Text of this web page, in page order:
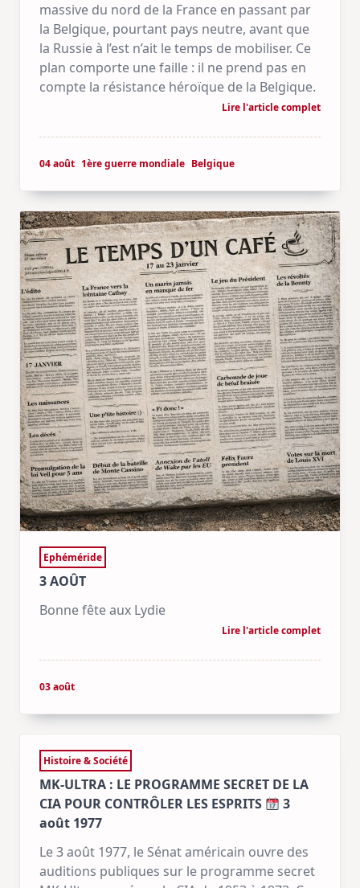
massive du nord de la France en passant par
la Belgique, pourtant pays neutre, avant que
la Russie à l’est n’ait le temps de mobiliser. Ce
plan comporte une faille : il ne prend pas en
compte la résistance héroïque de la Belgique.
Lire l'article complet
04 août 1ère guerre mondiale Belgique
Ephéméride
3 AOÛT
Bonne fête aux Lydie
Lire l'article complet
03 août
Histoire & Société
MK-ULTRA : LE PROGRAMME SECRET DE LA
CIA POUR CONTRÔLER LES ESPRITS
3
août 1977
Le 3 août 1977, le Sénat américain ouvre des
auditions publiques sur le programme secret